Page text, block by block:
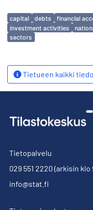
Avainsanat
capital debts financial
investment activities
sectors
Tietueen kaikki
Tietopalvelu
029 551 2220 (arkisin klo
info@stat.fi